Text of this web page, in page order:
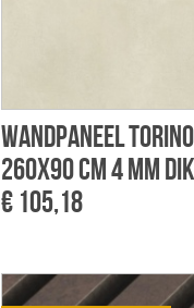
Wandpaneel
260x90 cm 4 mm
€ 105,18